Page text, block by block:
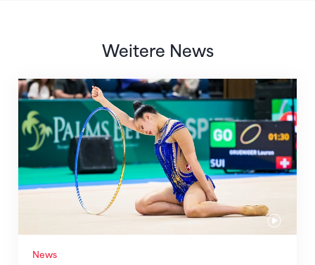
Weitere News
News
Nächster Halt: Weltmeisterschaft